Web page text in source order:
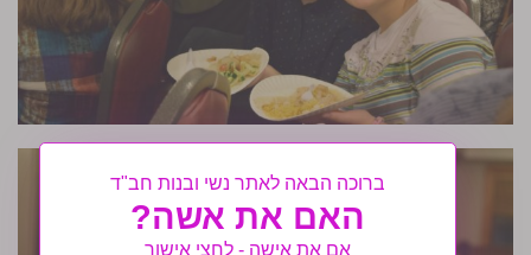
ברוכה הבאה לאתר נשי ובנות חב"ד
האם את אשה?
אם את אישה - לחצי אישור